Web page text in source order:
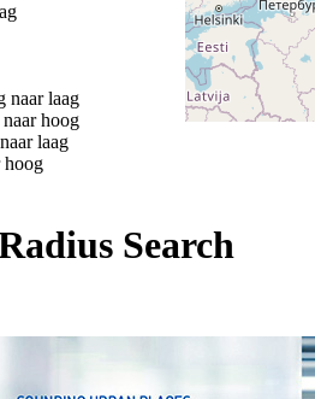
naar laag
hoog
laag
hoog
Search